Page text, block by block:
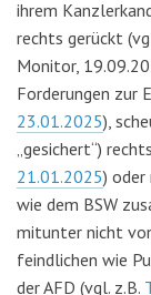
ihrem
rechts gerückt
Monitor,
Forderungen zur
23.01.2025),
„gesichert“)
21.01.2025)
wie dem BSW
mitunter nicht
feindlichen wie
der AFD (vgl. z.B.